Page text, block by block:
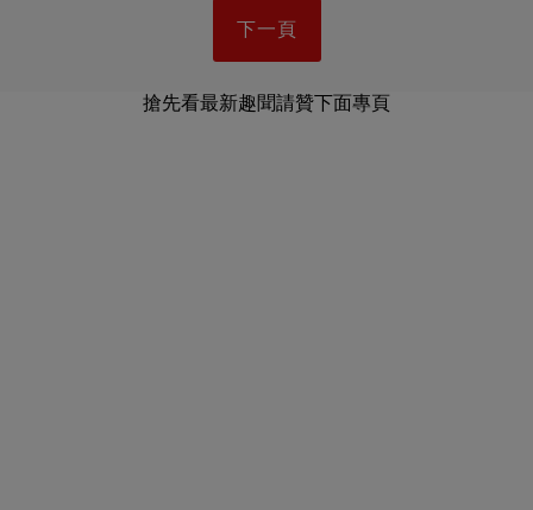
下一頁
搶先看最新趣聞請贊下面專頁